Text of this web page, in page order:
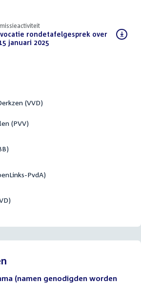
rondetafelgesprek over
januari 2025
(VVD)
(PVV)
PvdA)
(namen genodigden worden